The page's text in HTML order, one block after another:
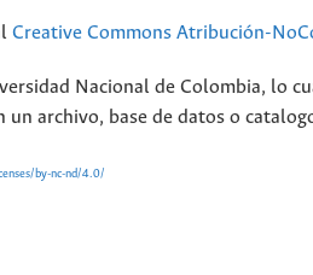
Creative Commons Atribución-
Nacional de Colombia, lo
archivo, base de datos o
by-nc-nd/4.0/